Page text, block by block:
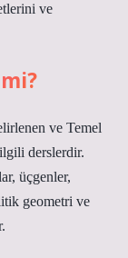
ve
ve Temel
derslerdir.
üçgenler,
geometri ve